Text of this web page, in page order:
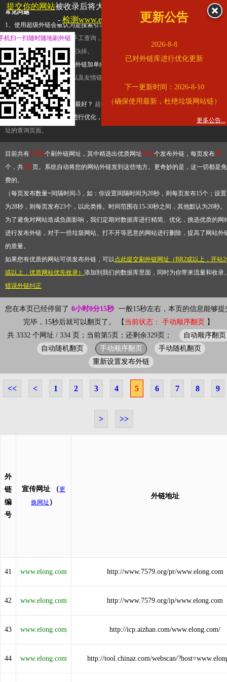
常见问题
1、使用超级外链会被认为是搜索引擎优化作弊吗？ 超级外链只是一个简便而集成
查询工具，模拟的是正常手工查询，不是作弊。如果是作弊，那您可以使用超级外
推广竞争对手的网址，让它k掉。
2、网站优化单纯依靠超级外链加单向链接可行吗？
链，需要结合普通的外链以及友情链接，您可以到站长论坛发布外链，到友情链接
台交换友情链接。
3、如何使用超级外链效果最好？ 超级外链不同于普通的外链，它是动态的链接，
有频繁使用超级外链工具进行优化，才能获得稳定的外链
，最终使搜索引擎收录带
址的查询页面。
目前共有13264个刷外链网址，其中精选出优质网址3332个发布外链，每页发布10
个，共334页。系统自动将您的网站外链发到这些地方。更奇妙的是，这一切都是免
费的。
（每页发布数量=间隔时间-5，如：你设置间隔时间为20秒，则每页发布15个；设置
为28秒，则每页发布23个，以此类推。时间范围在15-30秒之间，其他默认为20秒
为了避免对网站造成负面影响，我们定期对数据库进行精简、优化，挑选优质的网
进行发布外链，对于一些垃圾网站、打不开等恶意的网站进行删除，提高了网站外
的质量。
如果您有优质的网站可供发布外链，可以点此提交刷外链网址（BR2或以上，开站
或以上，优质网站优先收录） 添加到我们的数据库里面，同时为你带来流量和收录
错误外链纠正
您在本页已经停留了 0小时0分15秒 一般15秒左右，本页的信息能够提
完毕，15秒后就可以翻页了。 【 当前状态： 手动顺序翻页 】
共 3332 个网址 / 334 页；当前第5页；还剩余329页；
自动顺序翻页
自动随机翻页
手动顺序翻页
手动随机翻页
重新设置发布外链
<< < 1 2 3 4 5 6 7 8 9
> >>
外
链
编
号
宣传网址 （更
换网址 ）
外链地址
41 www.elong.com http://www.7579.org/pr/www.elong.com
42 www.elong.com http://www.7579.org/ip/www.elong.com
43 www.elong.com http://icp.aizhan.com/www.elong.com/
44 www.elong.com http://tool.chinaz.com/webscan/
提交你的网站被收录后将大幅提升流量和外链，
查看展示页面
- 检测www.elong.com是否收录更新公告
2026-8-8
已对外链库进行优化更新
下一更新时间：2026-8-10
（确保使用最新，杜绝垃圾网站链）
更多公告...
机扫一扫随时随地刷外链